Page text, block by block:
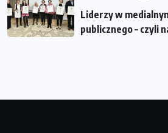
Liderzy w
publicznego – czyli